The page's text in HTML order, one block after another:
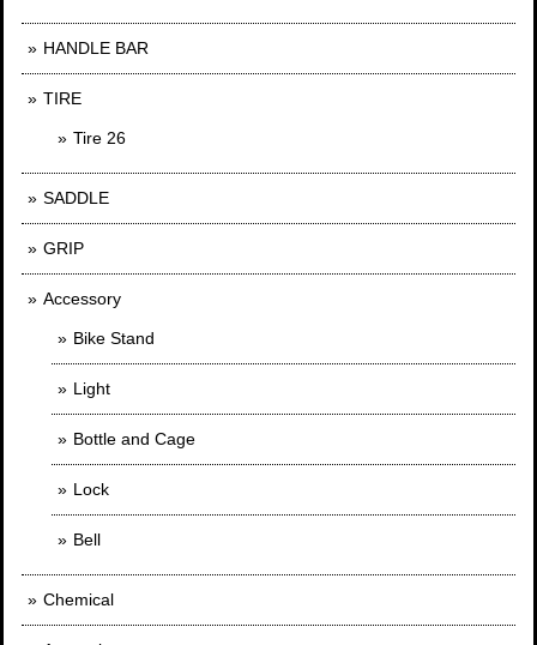
HANDLE BAR
TIRE
Tire 26
SADDLE
GRIP
Accessory
Bike Stand
Light
Bottle and Cage
Lock
Bell
Chemical